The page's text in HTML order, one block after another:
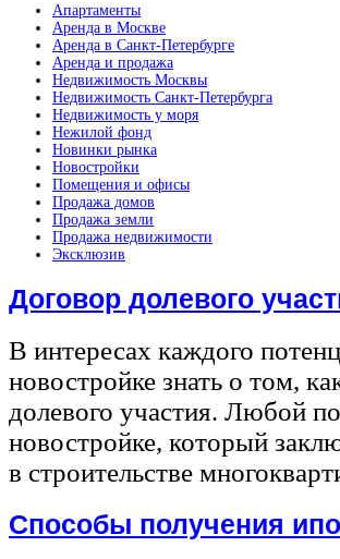
Апартаменты
Аренда в Москве
Аренда в Санкт-Петербурге
Аренда и продажа
Недвижимость Москвы
Недвижимость Санкт-Петербурга
Недвижимость у моря
Нежилой фонд
Новинки рынка
Новостройки
Помещения и офисы
Продажа домов
Продажа земли
Продажа недвижимости
Эксклюзив
Договор долевого
В интересах каждого
новостройке знать о том,
долевого участия. Любой
новостройке, который
в строительстве
Способы получения